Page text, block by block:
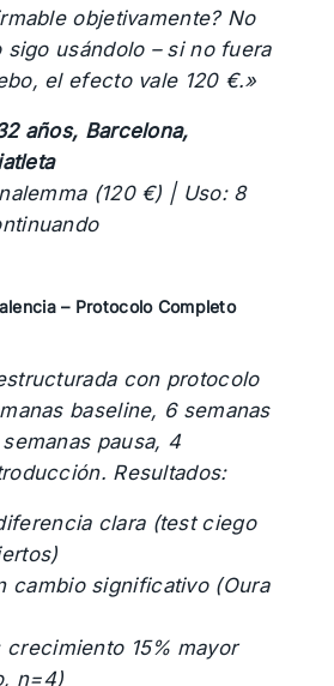
objetivamente? No
sigo usándolo – si no fuera
el efecto vale 120 €.»
años, Barcelona,
(120 €) | Uso: 8
– Protocolo Completo
con protocolo
baseline, 6 semanas
pausa, 4
Resultados:
clara (test ciego
cambio significativo (Oura
crecimiento 15% mayor
n=4)